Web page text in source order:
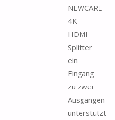
NEWCARE
4K
HDMI
Splitter
ein
Eingang
zu zwei
Ausgängen
unterstützt